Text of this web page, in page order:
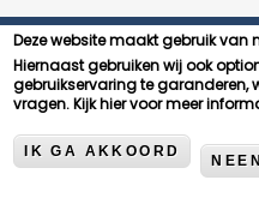
Dijle Floats
Corbielaan 11
Deze website maakt gebruik van
Hiernaast gebruiken wij ook
gebruikservaring te garanderen,
vragen.Kijk hier voor meer
IK GA AKKOORD